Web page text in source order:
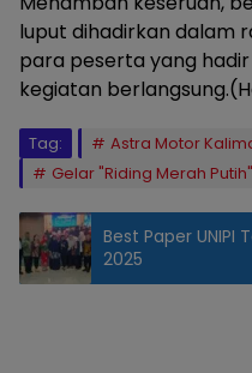
luput dihadirkan dalam
para peserta yang
kegiatan
Tag:
Astra Motor
Gelar "Riding Merah Putih"
Best Paper UNIPI
2025